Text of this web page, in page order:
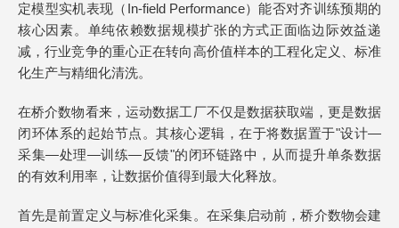
定模型实机表现（In-field Performance）能否对齐训练预期的
核心因素。单纯依赖数据规模扩张的方式正面临边际效益递
减，行业竞争的重心正在转向高价值样本的工程化定义、标准
化生产与精细化清洗。
在桥介数物看来，运动数据工厂不仅是数据获取端，更是数据
闭环体系的起始节点。其核心逻辑，在于将数据置于"设计—
采集—处理—训练—反馈"的闭环链路中，从而提升单条数据
的有效利用率，让数据价值得到最大化释放。
首先是前置定义与标准化采集。在采集启动前，桥介数物会建